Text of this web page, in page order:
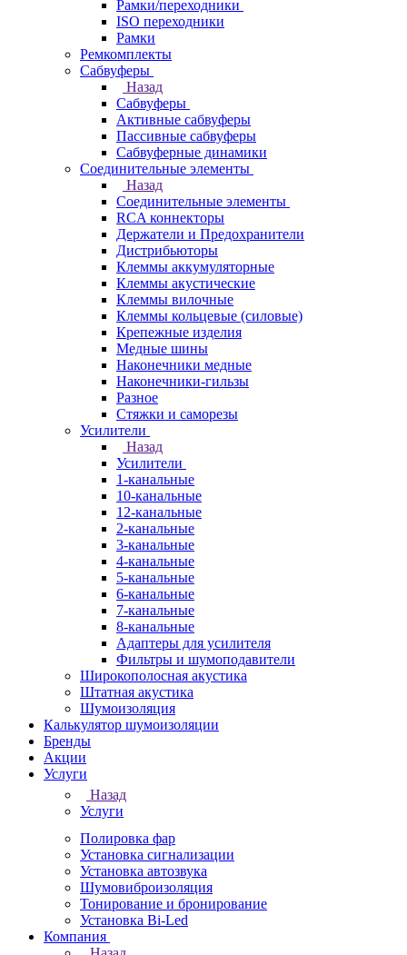
Рамки/переходники
ISO переходники
Рамки
Ремкомплекты
Сабвуферы
Назад
Сабвуферы
Активные сабвуферы
Пассивные сабвуферы
Сабвуферные динамики
Соединительные элементы
Назад
Соединительные элементы
RCA коннекторы
Держатели и Предохранители
Дистрибьюторы
Клеммы аккумуляторные
Клеммы акустические
Клеммы вилочные
Клеммы кольцевые (силовые)
Крепежные изделия
Медные шины
Наконечники медные
Наконечники-гильзы
Разное
Стяжки и саморезы
Усилители
Назад
Усилители
1-канальные
10-канальные
12-канальные
2-канальные
3-канальные
4-канальные
5-канальные
6-канальные
7-канальные
8-канальные
Адаптеры для усилителя
Фильтры и шумоподавители
Широкополосная акустика
Штатная акустика
Шумоизоляция
Калькулятор шумоизоляции
Бренды
Акции
Услуги
Назад
Услуги
Полировка фар
Установка сигнализации
Установка автозвука
Шумовиброизоляция
Тонирование и бронирование
Установка Bi-Led
Компания